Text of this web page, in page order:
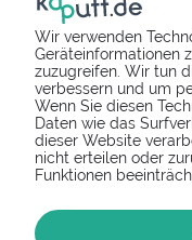
Wir verwenden
Geräteinformationen
zuzugreifen. Wir tun
verbessern und um
Wenn Sie diesen
Daten wie das
dieser Website
nicht erteilen oder
Funktionen
den